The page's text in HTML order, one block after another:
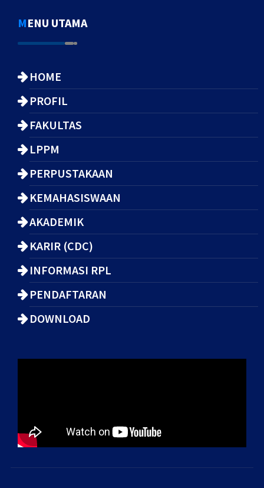
MENU UTAMA
HOME
PROFIL
FAKULTAS
LPPM
PERPUSTAKAAN
KEMAHASISWAAN
AKADEMIK
KARIR (CDC)
INFORMASI RPL
PENDAFTARAN
DOWNLOAD